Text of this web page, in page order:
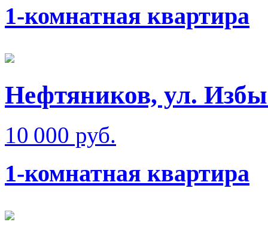
1-комнатная квартира
Нефтяников, ул.
10 000 руб.
1-комнатная квартира